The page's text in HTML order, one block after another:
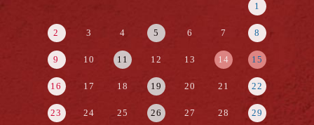
1
2 3 4 5 6 7 8
9 10 11 12 13 14 15
16 17 18 19 20 21 22
23 24 25 26 27 28 29